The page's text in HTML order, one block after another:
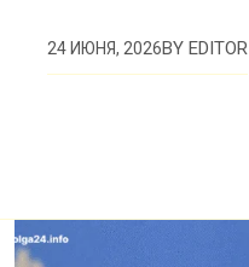
24 ИЮНЯ, 2026BYEDITOR